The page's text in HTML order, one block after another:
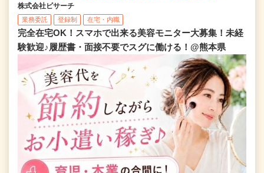
株式会社ビサーチ
業務委託 登録制 在宅・内職
完全在宅OK！スマホで出来る美容モニター大募集！未経
験歓迎♪履歴書・面接不要でスグに働ける！@熊本県